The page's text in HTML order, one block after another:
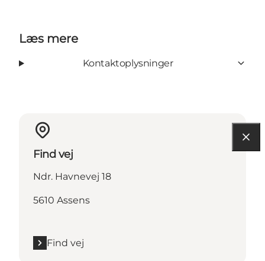
Læs mere
Kontaktoplysninger
Find vej
Ndr. Havnevej 18
5610 Assens
Find vej